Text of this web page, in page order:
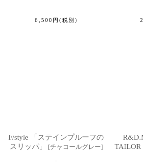
6,500 円 (税別)
F/style 「ステインプルーフの
スリッパ」
[チャコールグレー]
TAILOR